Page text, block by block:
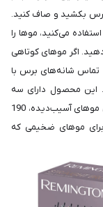
بکشید و صاف کنید.
می‌کنید، موها را
اگر موهای کوتاهی
تماس شانه‌های برس با
محصول دارای سه
حالت دمایی است. دمای 150 درجه برس CB7400 برای موهای آسیب‌دیده، 190
سانتی‌گراد برای موهای ضخیمی که